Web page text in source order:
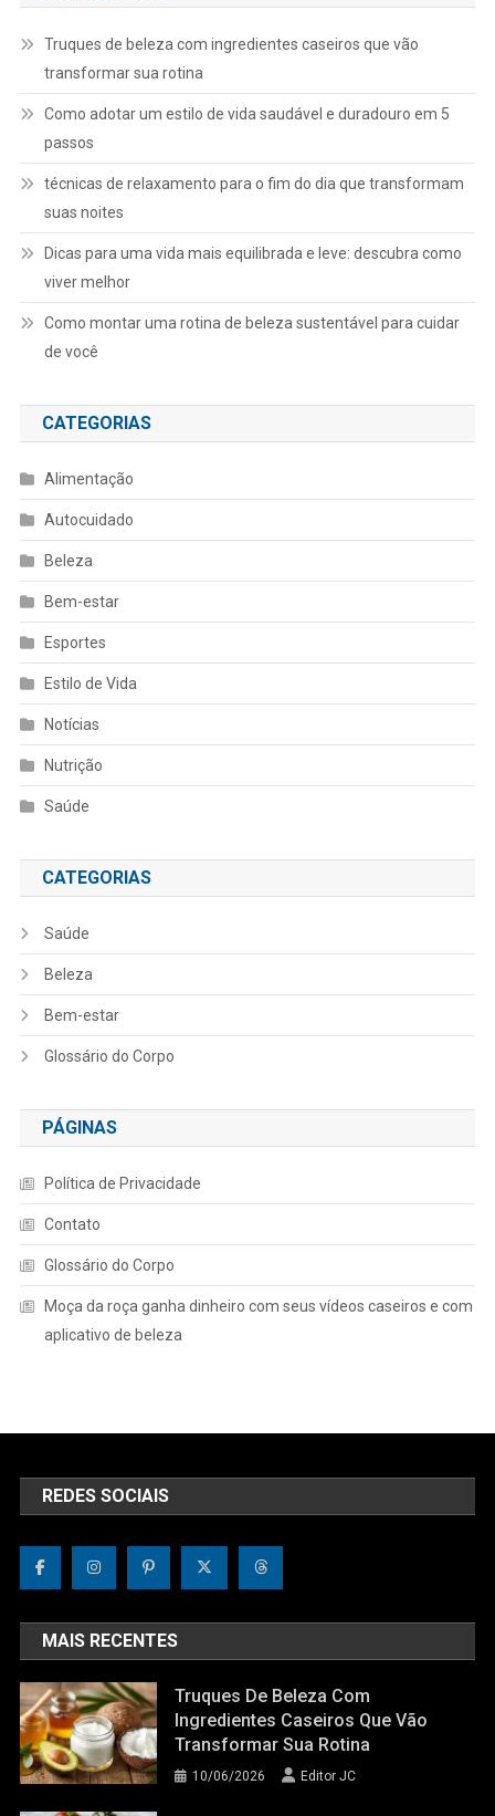
Truques de beleza com ingredientes caseiros que vão
transformar sua rotina
Como adotar um estilo de vida saudável e duradouro em 5
passos
técnicas de relaxamento para o fim do dia que transformam
suas noites
Dicas para uma vida mais equilibrada e leve: descubra como
viver melhor
Como montar uma rotina de beleza sustentável para cuidar
de você
CATEGORIAS
Alimentação
Autocuidado
Beleza
Bem-estar
Esportes
Estilo de Vida
Notícias
Nutrição
Saúde
CATEGORIAS
Saúde
Beleza
Bem-estar
Glossário do Corpo
PÁGINAS
Política de Privacidade
Contato
Glossário do Corpo
Moça da roça ganha dinheiro com seus vídeos caseiros e com
aplicativo de beleza
REDES SOCIAIS
MAIS RECENTES
Truques De Beleza Com
Ingredientes Caseiros Que Vão
Transformar Sua Rotina
10/06/2026 Editor JC